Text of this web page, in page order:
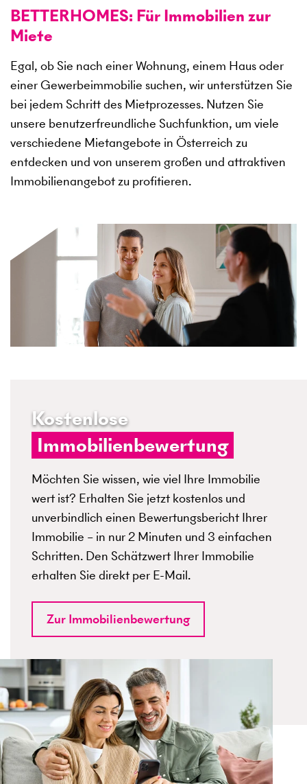
BETTERHOMES: Für Immobilien zur
Miete
Egal, ob Sie nach einer Wohnung, einem Haus oder
einer Gewerbeimmobilie suchen, wir unterstützen Sie
bei jedem Schritt des Mietprozesses. Nutzen Sie
unsere benutzerfreundliche Suchfunktion, um viele
verschiedene Mietangebote in Österreich zu
entdecken und von unserem großen und attraktiven
Immobilienangebot zu profitieren.
Kostenlose
Immobilienbewertung
Möchten Sie wissen, wie viel Ihre Immobilie
wert ist? Erhalten Sie jetzt kostenlos und
unverbindlich einen Bewertungsbericht Ihrer
Immobilie – in nur 2 Minuten und 3 einfachen
Schritten. Den Schätzwert Ihrer Immobilie
erhalten Sie direkt per E-Mail.
Zur Immobilienbewertung